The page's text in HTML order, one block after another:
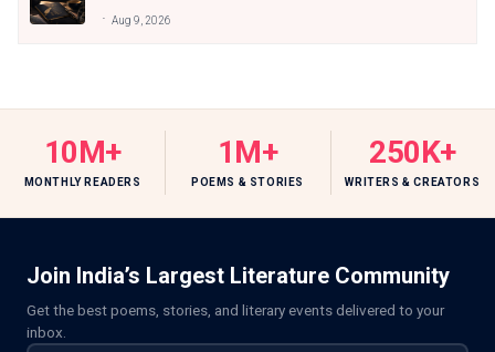
Aug 9, 2026
10M+
MONTHLY READERS
1M+
POEMS & STORIES
250K+
WRITERS & CREATORS
Join India’s Largest Literature Community
Get the best poems, stories, and literary events delivered to your
inbox.